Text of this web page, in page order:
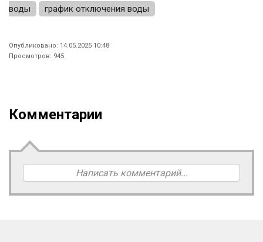
воды
график отключения воды
Опубликовано: 14.05.2025 10:48
Просмотров: 945
Комментарии
Написать комментарий...